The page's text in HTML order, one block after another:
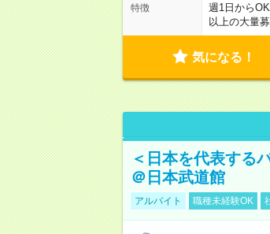
特徴 週1日からOK
以上の大量
気になる！
＜日本を代表する
＠日本武道館
アルバイト 職種未経験OK